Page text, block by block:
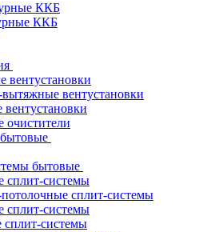
ККБ
ККБ
вентустановки
вентустановки
очистители
бытовые
сплит-системы
сплит-системы
сплит-системы
сплит-системы